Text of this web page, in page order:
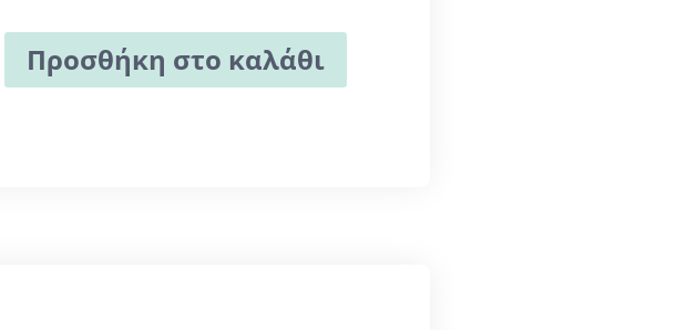
Προσθήκη στο καλάθι